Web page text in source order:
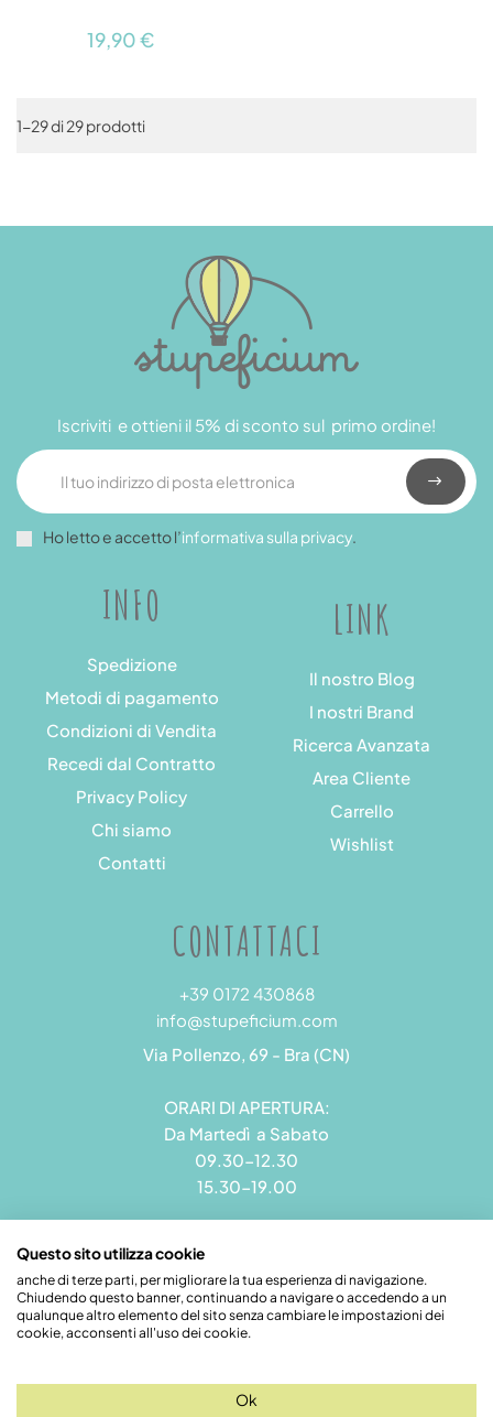
19,90 €
1-29 di 29 prodotti
INFO
Spedizione
Metodi di pagamento
Condizioni di Vendita
Recedi dal Contratto
Privacy Policy
Chi siamo
Contatti
LINK
Il nostro Blog
I nostri Brand
Ricerca Avanzata
Area Cliente
Carrello
Wishlist
Iscriviti e ottieni il 5% di sconto sul primo ordine!
Ho letto e accetto l’informativa sulla privacy.
CONTATTACI
+39 0172 430868
info@stupeficium.com
Via Pollenzo, 69 - Bra (CN)
ORARI DI APERTURA:
Da Martedì a Sabato
09.30-12.30
15.30-19.00
Stupeficium di Carena Diego | Rea CN - 265823 | P.I.
09492550018 | Pec: grandamodel@pec.it
Questo sito utilizza cookie
anche di terze parti, per migliorare la tua esperienza di navigazione.
Chiudendo questo banner, continuando a navigare o accedendo a un
qualunque altro elemento del sito senza cambiare le impostazioni dei
cookie, acconsenti all'uso dei cookie.
Ok